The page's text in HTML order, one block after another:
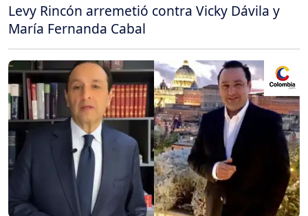
Levy Rincón arremetió contra Vicky Dávila y
María Fernanda Cabal